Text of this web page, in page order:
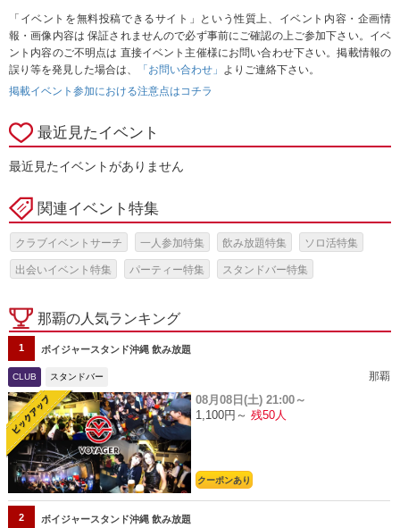
「イベントを無料投稿できるサイト」という性質上、イベント内容・企画情
報・画像内容は 保証されませんので必ず事前にご確認の上ご参加下さい。イベ
ント内容のご不明点は 直接イベント主催様にお問い合わせ下さい。掲載情報の
誤り等を発見した場合は、
「お問い合わせ」
よりご連絡下さい。
掲載イベント参加における注意点はコチラ
最近見たイベント
最近見たイベントがありません
関連イベント特集
クラブイベントサーチ 一人参加特集 飲み放題特集 ソロ活特集
出会いイベント特集 パーティー特集 スタンドバー特集
那覇の人気ランキング
1 ボイジャースタンド沖縄 飲み放題
CLUB スタンドバー 那覇
08月08日(土) 21:00～
1,100円～ 残50人
クーポンあり
2 ボイジャースタンド沖縄 飲み放題